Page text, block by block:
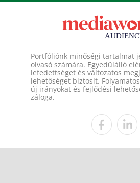
Portfóliónk minőségi tartalmat
olvasó számára. Egyedülálló
lefedettséget és változatos
lehetőséget biztosít.
új irányokat és fejlődési
záloga.